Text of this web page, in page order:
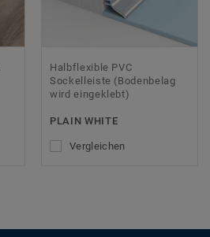
Halbflexible PVC
Sockelleiste (Bodenbelag
wird eingeklebt)
PLAIN WHITE
Vergleichen